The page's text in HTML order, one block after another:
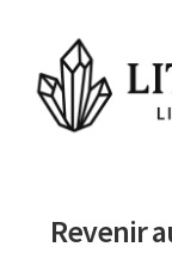
navigation
au
contenu
Les pierres
Revenir